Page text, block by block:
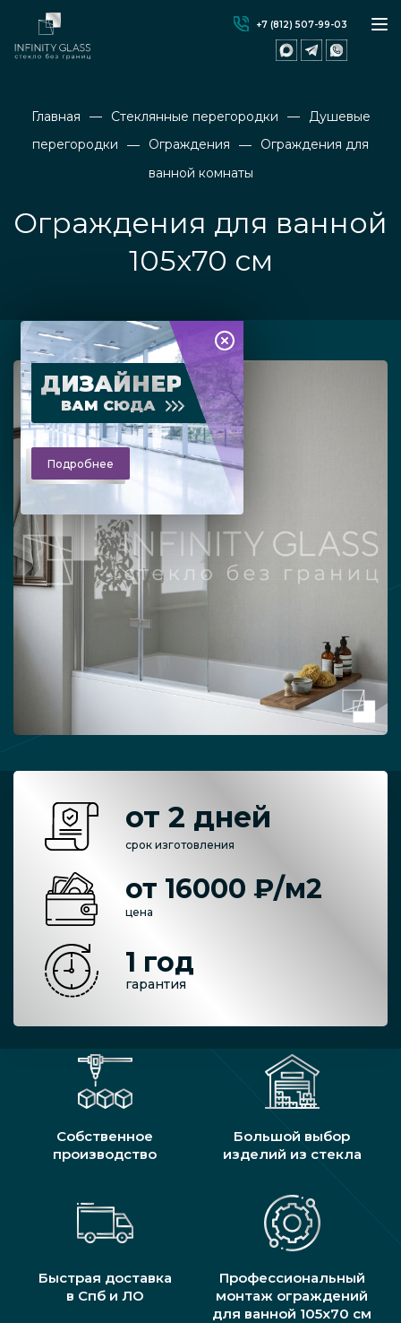
+7 (812) 507-99-03
Главная Стеклянные перегородки
Душевые
перегородки
Ограждения
Ограждения для
ванной комнаты
Ограждения для ванной
105x70 см
ДИЗАЙНЕР
ВАМ СЮДА
Подробнее
от 2 дней
срок изготовления
от 16000 ₽/м2
цена
1 год
гарантия
Собственное
производство
Большой выбор
изделий из стекла
Быстрая доставка
в Спб и ЛО
Профессиональный
монтаж ограждений
для ванной 105x70 см